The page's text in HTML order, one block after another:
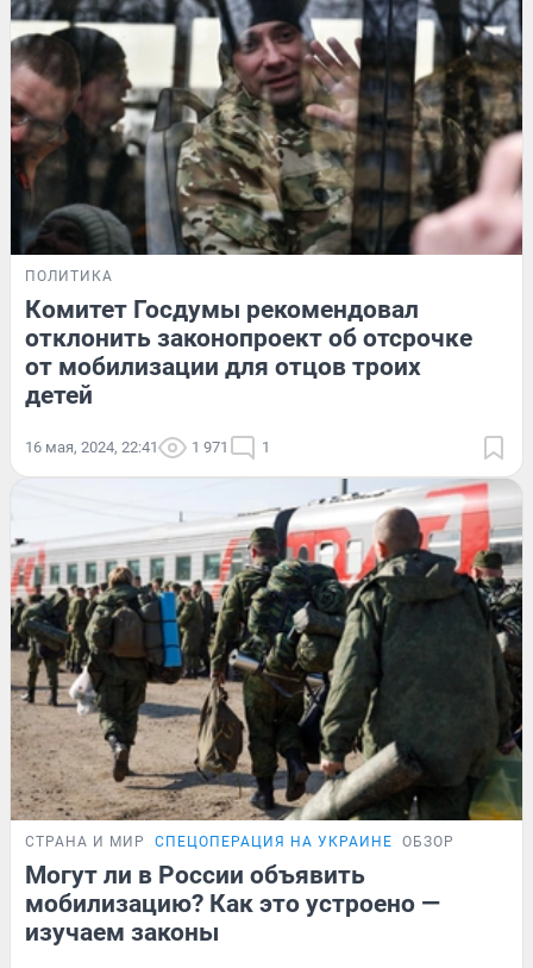
ПОЛИТИКА
Комитет Госдумы рекомендовал
отклонить законопроект об отсрочке
от мобилизации для отцов троих
детей
16 мая, 2024, 22:41 1 971 1
СТРАНА И МИР СПЕЦОПЕРАЦИЯ НА УКРАИНЕ ОБЗОР
Могут ли в России объявить
мобилизацию? Как это устроено —
изучаем законы